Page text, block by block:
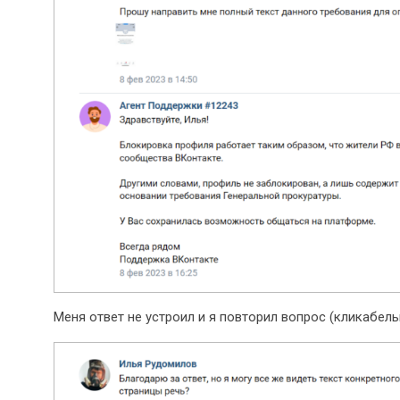
Меня ответ не устроил и я повторил вопрос